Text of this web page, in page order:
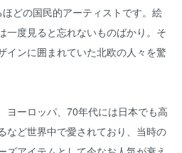
どの国民的アーティストです。絵
一度見ると忘れないものばかり。そ
インに囲まれていた北欧の人々を驚
ヨーロッパ、70年代には日本でも高
など世界中で愛されており、当時の